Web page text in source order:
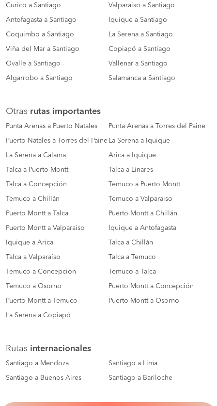
Curico a Santiago Valparaiso a Santiago
Antofagasta a Santiago Iquique a Santiago
Coquimbo a Santiago La Serena a Santiago
Viña del Mar a Santiago Copiapó a Santiago
Ovalle a Santiago Vallenar a Santiago
Algarrobo a Santiago Salamanca a Santiago
Otras rutas importantes
Punta Arenas a Puerto Natales Punta Arenas a Torres del Paine
Puerto Natales a Torres del Paine La Serena a Iquique
La Serena a Calama Arica a Iquique
Talca a Puerto Montt Talca a Linares
Talca a Concepción Temuco a Puerto Montt
Temuco a Chillán Temuco a Valparaiso
Puerto Montt a Talca Puerto Montt a Chillán
Puerto Montt a Valparaiso Iquique a Antofagasta
Iquique a Arica Talca a Chillán
Talca a Valparaíso Talca a Temuco
Temuco a Concepción Temuco a Talca
Temuco a Osorno Puerto Montt a Concepción
Puerto Montt a Temuco Puerto Montt a Osorno
La Serena a Copiapó
Rutas internacionales
Santiago a Mendoza Santiago a Lima
Santiago a Buenos Aires Santiago a Bariloche